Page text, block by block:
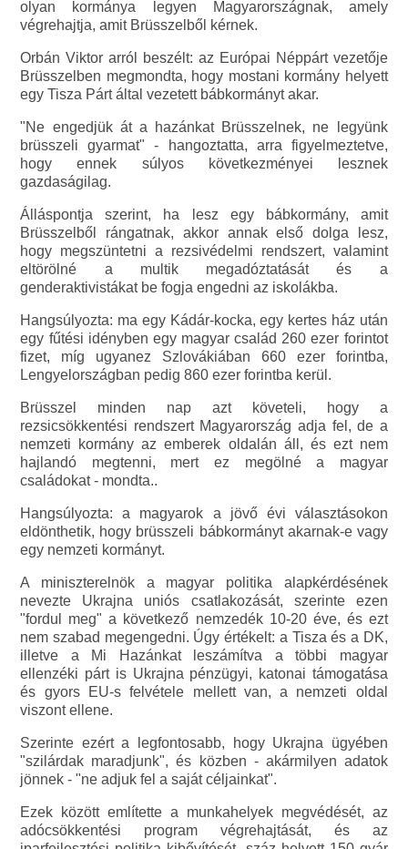
olyan kormánya legyen Magyarországnak, amely
végrehajtja, amit Brüsszelből kérnek.
Orbán Viktor arról beszélt: az Európai Néppárt vezetője
Brüsszelben megmondta, hogy mostani kormány helyett
egy Tisza Párt által vezetett bábkormányt akar.
"Ne engedjük át a hazánkat Brüsszelnek, ne legyünk
brüsszeli gyarmat" - hangoztatta, arra figyelmeztetve,
hogy ennek súlyos következményei lesznek
gazdaságilag.
Álláspontja szerint, ha lesz egy bábkormány, amit
Brüsszelből rángatnak, akkor annak első dolga lesz,
hogy megszüntetni a rezsivédelmi rendszert, valamint
eltörölné a multik megadóztatását és a
genderaktivistákat be fogja engedni az iskolákba.
Hangsúlyozta: ma egy Kádár-kocka, egy kertes ház után
egy fűtési idényben egy magyar család 260 ezer forintot
fizet, míg ugyanez Szlovákiában 660 ezer forintba,
Lengyelországban pedig 860 ezer forintba kerül.
Brüsszel minden nap azt követeli, hogy a
rezsicsökkentési rendszert Magyarország adja fel, de a
nemzeti kormány az emberek oldalán áll, és ezt nem
hajlandó megtenni, mert ez megölné a magyar
családokat - mondta..
Hangsúlyozta: a magyarok a jövő évi választásokon
eldönthetik, hogy brüsszeli bábkormányt akarnak-e vagy
egy nemzeti kormányt.
A miniszterelnök a magyar politika alapkérdésének
nevezte Ukrajna uniós csatlakozását, szerinte ezen
"fordul meg" a következő nemzedék 10-20 éve, és ezt
nem szabad megengedni. Úgy értékelt: a Tisza és a DK,
illetve a Mi Hazánkat leszámítva a többi magyar
ellenzéki párt is Ukrajna pénzügyi, katonai támogatása
és gyors EU-s felvétele mellett van, a nemzeti oldal
viszont ellene.
Szerinte ezért a legfontosabb, hogy Ukrajna ügyében
"szilárdak maradjunk", és közben - akármilyen adatok
jönnek - "ne adjuk fel a saját céljainkat".
Ezek között említette a munkahelyek megvédését, az
adócsökkentési program végrehajtását, és az